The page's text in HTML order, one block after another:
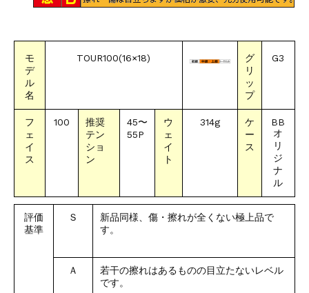
モ
デ
ル
名
TOUR100(16×18)
グ
リ
ッ
プ
G3
フ
ェ
イ
ス
100
推奨
テン
ショ
ン
45〜
55P
ウ
ェ
イ
ト
314g
ケ
ー
ス
BB
オ
リ
ジ
ナ
ル
評価
基準
Ｓ
新品同様、傷・擦れが全くない極上品で
す。
Ａ
若干の擦れはあるものの目立たないレベル
です。